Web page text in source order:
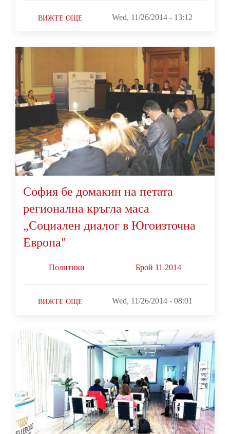
ВИЖТЕ ОЩЕ Wed, 11/26/2014 - 13:12
София бе домакин на петата
регионална кръгла маса
„Социален диалог в Югоизточна
Европа"
Политики Брой 11 2014
ВИЖТЕ ОЩЕ Wed, 11/26/2014 - 08:01